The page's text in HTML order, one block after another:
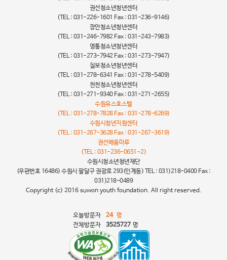
권선청소년청년센터
(TEL : 031-226-1601 Fax : 031-236-9146)
장안청소년청년센터
(TEL : 031-246-7982 Fax : 031-243-7983)
영통청소년청년센터
(TEL : 031-273-7942 Fax : 031-273-7947)
칠보청소년청년센터
(TEL : 031-278-6341 Fax : 031-278-5409)
천천청소년청년센터
(TEL : 031-271-9340 Fax : 031-271-2655)
수원유스호스텔
(TEL : 031-278-7828 Fax : 031-278-6269)
수원시청년지원센터
(TEL : 031-267-3628 Fax : 031-267-3619)
권선배움마루
(TEL : 031-236-0651~2)
수원시청소년청년재단
(우편번호 16486) 수원시 팔달구 권광로 293(인계동) TEL : 031)218-0400 Fax :
031)218-0489
Copyright (c) 2016 suwon youth foundation. All right reserved.
오늘방문자 24 명
전체방문자
3525727 명